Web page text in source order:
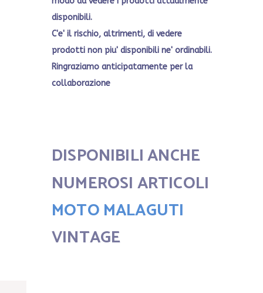
disponibili.
C'e' il rischio, altrimenti, di vedere
prodotti non piu' disponibili ne' ordinabili.
Ringraziamo anticipatamente per la
collaborazione
DISPONIBILI ANCHE
NUMEROSI ARTICOLI
MOTO MALAGUTI
VINTAGE